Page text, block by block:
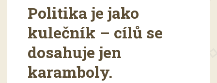
Politika je jako
kulečník – cílů se
dosahuje jen
karamboly.